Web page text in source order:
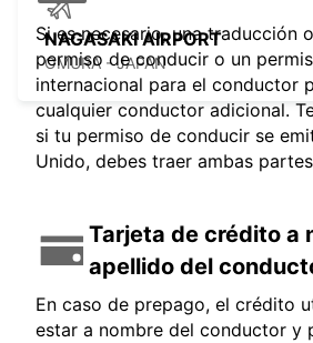
NAGASAKI AIRPORT
OMURA - JAPAN
Si es necesario, una traducción
permiso de conducir o un
internacional para el conductor
cualquier conductor adicional.
si tu permiso de conducir se
Unido, debes traer ambas
Tarjeta de crédito a
apellido del
En caso de prepago, el crédito
estar a nombre del conductor y